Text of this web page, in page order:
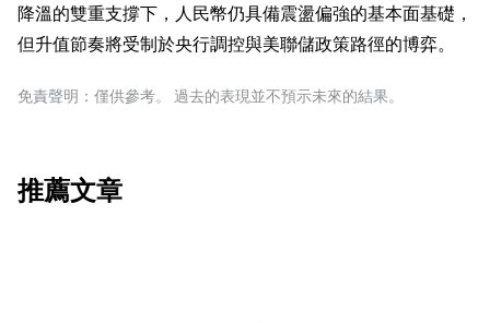
降溫的雙重支撐下，人民幣仍具備震盪偏強的基本面基礎，
但升值節奏將受制於央行調控與美聯儲政策路徑的博弈。
免責聲明：僅供參考。 過去的表現並不預示未來的結果。
推薦文章